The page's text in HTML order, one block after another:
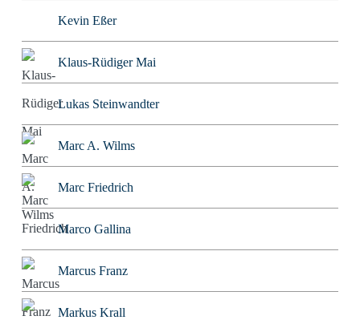
Kevin Eßer
Klaus-Rüdiger Mai
Lukas Steinwandter
Marc A. Wilms
Marc Friedrich
Marco Gallina
Marcus Franz
Markus Krall